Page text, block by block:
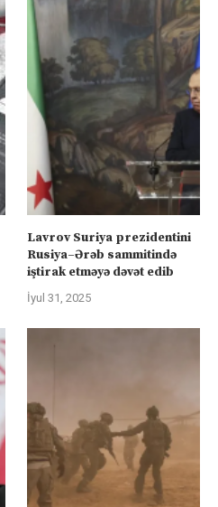
Lavrov Suriya prezidentini
Rusiya–Ərəb sammitində
iştirak etməyə dəvət edib
İyul 31, 2025